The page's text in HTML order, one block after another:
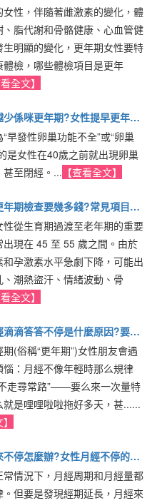
女性，伴隨著雌激素的變化，體
、脂代謝和骨骼健康、心血管健
生明顯的變化，更年期女性要特
體檢，哪些體檢項目是更年
看全文】
少係咪更年期?女性提早更年期
睇清
早發性卵巢功能不全”或“卵巢
是女性在40歲之前就出現卵巢
甚至閉經。... 【查看全文】
年期檢查要幾多錢?常見項目與
覽
性從生育期過渡至老年期的重要
出現在 45 至 55 歲之間。由於
和孕激素水平急劇下降，可能出
、潮熱盜汗、情緒波動、骨
看全文】
滴滴答答不停是什麼原因?要去
(俗稱“更年期”)女性朋友會遇
惱：月經不像年輕時那么規律
走尋常路”——要么來一次量特
就是哩哩啦啦拖好多天，甚......
不停怎麼辦?女性月經不停的原
常情況下，月經周期和月經量都
。但要是發現經期延長，月經來